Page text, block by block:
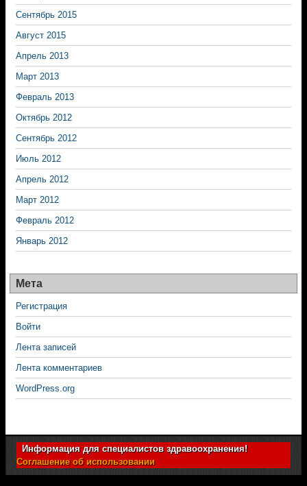
Сентябрь 2015
Август 2015
Апрель 2013
Март 2013
Февраль 2013
Октябрь 2012
Сентябрь 2012
Июль 2012
Апрель 2012
Март 2012
Февраль 2012
Январь 2012
Мета
Регистрация
Войти
Лента записей
Лента комментариев
WordPress.org
Информация для специалистов здравоохранения!
Соглашение об использовании